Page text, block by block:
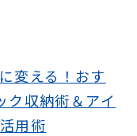
変える！おす
ク収納術＆アイ
用術